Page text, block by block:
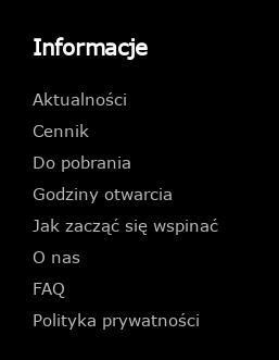
Informacje
Aktualności
Cennik
Do pobrania
Godziny otwarcia
Jak zacząć się wspinać
O nas
FAQ
Polityka prywatności